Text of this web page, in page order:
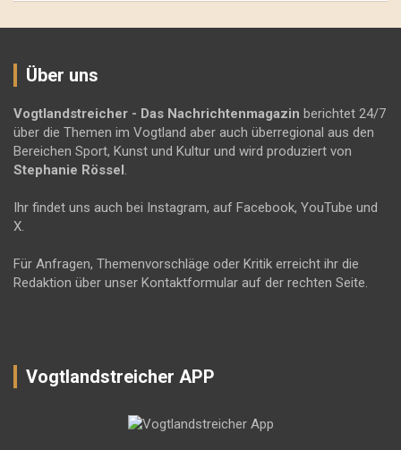
Über uns
Vogtlandstreicher - Das Nachrichtenmagazin berichtet 24/7
über die Themen im Vogtland aber auch überregional aus den
Bereichen Sport, Kunst und Kultur und wird produziert von
Stephanie Rössel .
Ihr findet uns auch bei Instagram, auf Facebook, YouTube und
X.
Für Anfragen, Themenvorschläge oder Kritik erreicht ihr die
Redaktion über unser Kontaktformular auf der rechten Seite.
Vogtlandstreicher APP